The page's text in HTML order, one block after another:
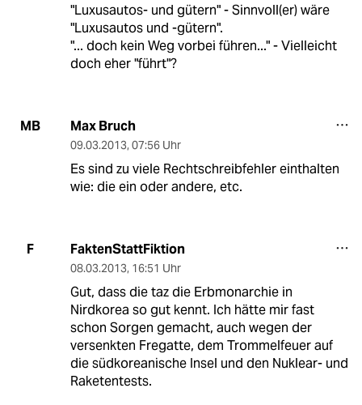
"Luxusautos- und gütern" - Sinnvoll(er) wäre
"Luxusautos und -gütern".
"... doch kein Weg vorbei führen..." - Vielleicht
doch eher "führt"?
MB Max Bruch
09.03.2013, 07:56 Uhr
Es sind zu viele Rechtschreibfehler einthalten
wie: die ein oder andere, etc.
F FaktenStattFiktion
08.03.2013, 16:51 Uhr
Gut, dass die taz die Erbmonarchie in
Nirdkorea so gut kennt. Ich hätte mir fast
schon Sorgen gemacht, auch wegen der
versenkten Fregatte, dem Trommelfeuer auf
die südkoreanische Insel und den Nuklear- und
Raketentests.